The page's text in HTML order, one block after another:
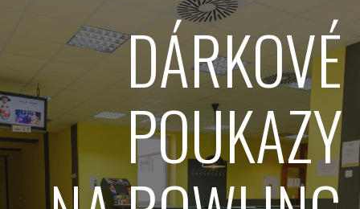
DÁRKOVÉ
POUKAZY